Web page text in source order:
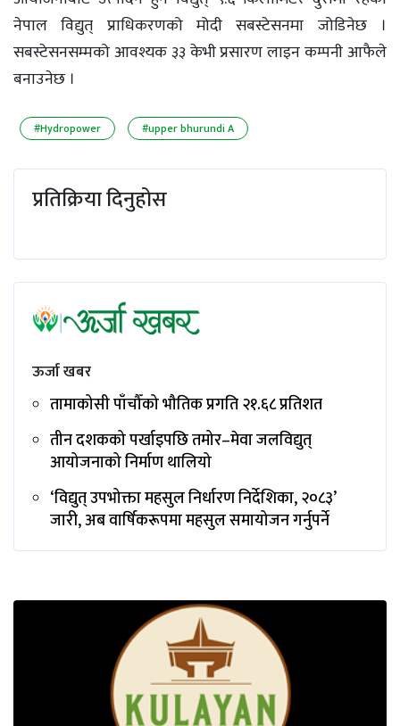
नेपाल विद्युत् प्राधिकरणको मोदी सबस्टेसनमा जोडिनेछ ।
सबस्टेसनसम्मको आवश्यक ३३ केभी प्रसारण लाइन कम्पनी आफैले
बनाउनेछ ।
#Hydropower #upper bhurundi A
प्रतिक्रिया दिनुहोस
ऊर्जा खबर
तामाकोसी पाँचौँको भौतिक प्रगति २१.६८ प्रतिशत
तीन दशकको पर्खाइपछि तमोर–मेवा जलविद्युत्
आयोजनाको निर्माण थालियो
‘विद्युत् उपभोक्ता महसुल निर्धारण निर्देशिका, २०८३’
जारी, अब वार्षिकरूपमा महसुल समायोजन गर्नुपर्ने